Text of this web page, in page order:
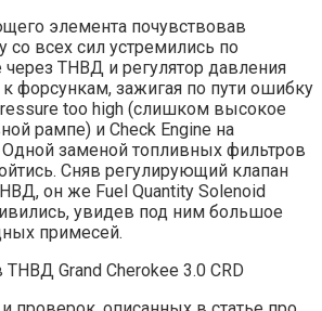
элемента почувствовав
со всех сил устремились по
через ТНВД и регулятор давления
форсункам, зажигая по пути ошибку
too high (слишком высокое
рампе) и Check Engine на
заменой топливных фильтров
Сняв регулирующий клапан
он же Fuel Quantity Solenoid
увидев под ним большое
примесей.
Grand Cherokee 3.0 CRD